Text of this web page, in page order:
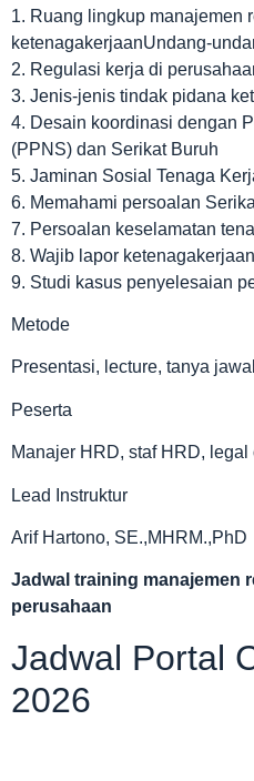
1. Ruang lingkup manajemen
ketenagakerjaanUndang-
2. Regulasi kerja di
3. Jenis-jenis tindak pidana
4. Desain koordinasi dengan
(PPNS) dan Serikat Buruh
5. Jaminan Sosial Tenaga
6. Memahami persoalan
7. Persoalan keselamatan
8. Wajib lapor ketenagakerjaan
9. Studi kasus penyelesaian
Metode
Presentasi, lecture, tanya
Peserta
Manajer HRD, staf HRD, legal
Lead Instruktur
Arif Hartono, SE.,MHRM.,PhD
Jadwal training manajemen
perusahaan
Jadwal Portal
2026